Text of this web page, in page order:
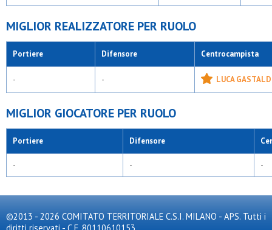
MIGLIOR REALIZZATORE PER RUOLO
Portiere Difensore Centrocampista
- - LUCA
MIGLIOR GIOCATORE PER RUOLO
Portiere Difensore
- - -
©2013 - 2026 COMITATO TERRITORIALE C.S.I. MILANO - APS. Tutti i